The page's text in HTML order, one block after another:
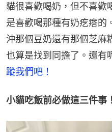
貓很喜歡喝奶，但不喜歡
是喜歡喝那種有奶疙瘩的
沖那個豆奶還有那個芝麻
也算是找到同擔了。還有
蹤我們吧！
小貓吃飯前必做這三件事